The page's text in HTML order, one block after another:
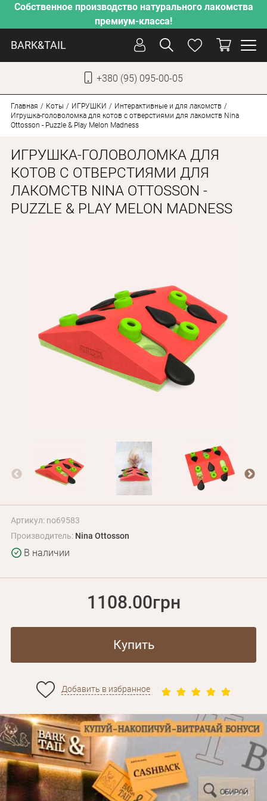
Собственное производство натурального лакомства
премиум-класса!
BARK&TAIL
+380 (95) 095-00-05
ЗАБОТА
ОТ ЖАРЫ
НАШЕ ПРОИЗВОДСТВО
Оплата и доставка
Программа лояльности
О Нас
Оптовым клиентам
Контакты
+380 (95) 095-00-05
Главная Коты ИГРУШКИ
Интерактивные и для лакомств
Игрушка-головоломка для котов с отверстиями для лакомств Nina
Ottosson - Puzzle & Play Melon Madness
ИГРУШКА-ГОЛОВОЛОМКА ДЛЯ
КОТОВ С ОТВЕРСТИЯМИ ДЛЯ
ЛАКОМСТВ NINA OTTOSSON -
PUZZLE & PLAY MELON MADNESS
Артикул: no69583
Производитель: Nina Ottosson
В наличии
1108.00грн
Купить
Добавить в избранное